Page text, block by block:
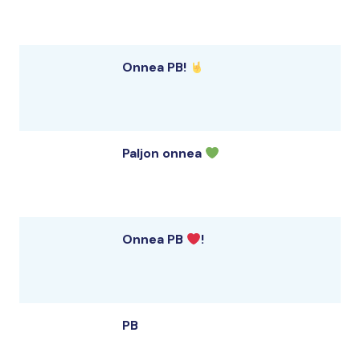
Onnea PB!
Paljon onnea
Onnea PB !
PB